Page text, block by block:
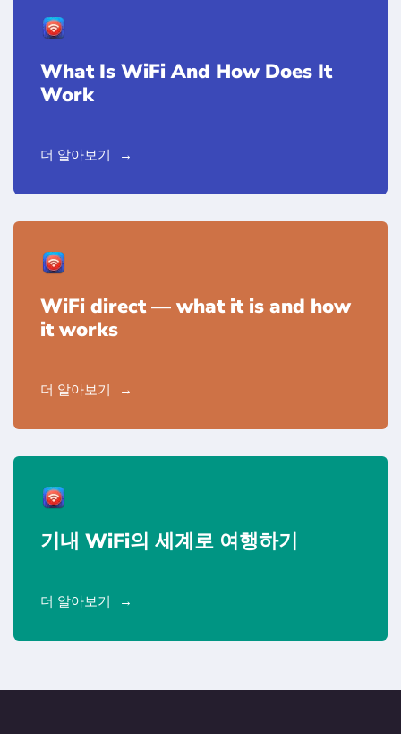
What Is WiFi And How Does It
Work
더 알아보기
WiFi direct — what it is and how
it works
더 알아보기
기내 WiFi의 세계로 여행하기
더 알아보기